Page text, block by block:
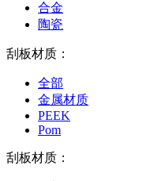
合金
陶瓷
刮板材质：
全部
金属材质
PEEK
Pom
刮板材质：